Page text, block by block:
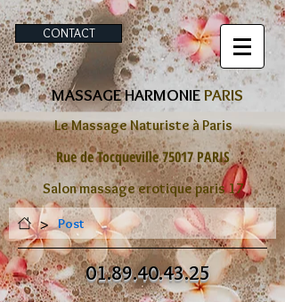
CONTACT
MASSAGE HARMONIEPARIS
Le Massage Naturiste à Paris
Rue de Tocqueville 75017 PARIS
Salon massage erotique paris 17
> Post
01.89.40.43.25